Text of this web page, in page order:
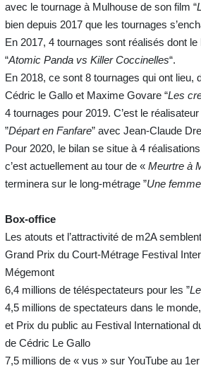
avec le tournage à Mulhouse de son film “
bien depuis 2017 que les tournages
En 2017, 4 tournages sont réalisés dont
“Atomic Panda vs Killer Coccinelles“.
En 2018, ce sont 8 tournages qui ont lieu,
Cédric le Gallo et Maxime Govare “Les
4 tournages pour 2019. C’est le
”Départ en Fanfare” avec Jean-Claude
Pour 2020, le bilan se situe à 4
c’est actuellement au tour de «Meurtre à
terminera sur le long-métrage ”Une
Box-office
Les atouts et l’attractivité de m2A
Grand Prix du Court-Métrage Festival
Mégemont
6,4 millions de téléspectateurs pour les ”
4,5 millions de spectateurs dans le
et Prix du public au Festival International
de Cédric Le Gallo
7,5 millions de « vus » sur YouTube au